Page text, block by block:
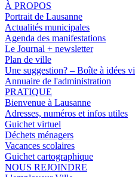
À PROPOS
Portrait de Lausanne
Actualités municipales
Agenda des manifestations
Le Journal + newsletter
Plan de ville
Une suggestion? – Boîte à idées
Annuaire de l'administration
PRATIQUE
Bienvenue à Lausanne
Adresses, numéros et infos utiles
Guichet virtuel
Déchets ménagers
Vacances scolaires
Guichet cartographique
NOUS REJOINDRE